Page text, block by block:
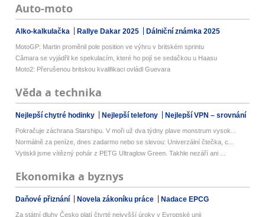
Auto-moto
Alko-kalkulačka Rallye Dakar 2025 Dálniční známka 2025
MotoGP: Martin proměnil pole position ve výhru v britském sprintu
Câmara se vyjádřil ke spekulacím, které ho pojí se sedačkou u Haasu
Moto2: Přerušenou britskou kvalifikaci ovládl Guevara
Věda a technika
Nejlepší chytré hodinky Nejlepší telefony Nejlepší VPN – srovnání
Pokračuje záchrana Starshipu. V moři už dva týdny plave monstrum vysok...
Normálně za peníze, dnes zadarmo nebo se slevou: Univerzální čtečka, c...
Vytiskli jsme vítězný pohár z PETG Ultraglow Green. Takhle nezáří ani ...
Ekonomika a byznys
Daňové přiznání Novela zákoníku práce Nadace EPCG
Za státní dluhy Česko platí čtvrté nejvyšší úroky v Evropské unii